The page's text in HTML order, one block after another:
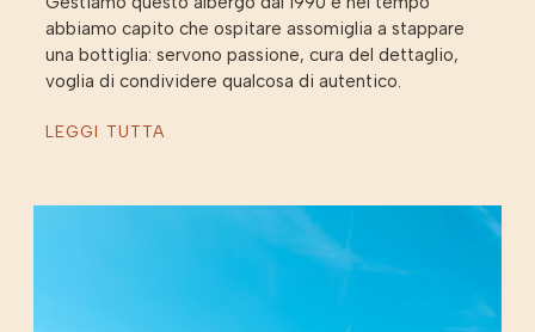
abbiamo capito che ospitare assomiglia a stappare
una bottiglia: servono passione, cura del dettaglio,
voglia di condividere qualcosa di autentico.
LEGGI TUTTA